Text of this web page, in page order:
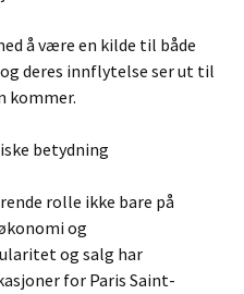
å være en kilde til både
deres innflytelse ser ut til
kommer.
betydning
rolle ikke bare på
og
og salg har
for Paris Saint-